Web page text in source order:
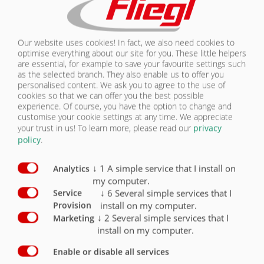
zarówno części seryjnych, jak i
elementów jednostkowych.
Lasery te pracują z mocą 6 000
watów, wykonując cięcia szybko,
dokładnie i w sposób
powtarzalny.
Za pomocą zaawansowanego
lasera do blach precyzyjnie
wycinane są arkusze o grubości
do 40 mm. Automatyczny
system załadunku i rozładunku
idealnie dopasowane części. W
ten sposób powstają stabilne,
wytrzymałe i łatwe w
konserwacji komponenty, które
mają kluczowe znaczenie dla
żywotności maszyn rolniczych.
Our website uses cookies! In fact, we also need cookies to
optimise everything about our site for you. These little helpers
are essential, for example to save your favourite settings such
as the selected branch. They also enable us to offer you
personalised content. We ask you to agree to the use of
cookies so that we can offer you the best possible
experience. Of course, you have the option to change and
customise your cookie settings at any time. We appreciate
your trust in us! To learn more, please read our privacy
policy.
Analytics ↓ 1 A simple service that I install on
my computer.
Service
Provision
↓ 6 Several simple services that I
install on my computer.
Marketing ↓ 2 Several simple services that I
install on my computer.
Enable or disable all services